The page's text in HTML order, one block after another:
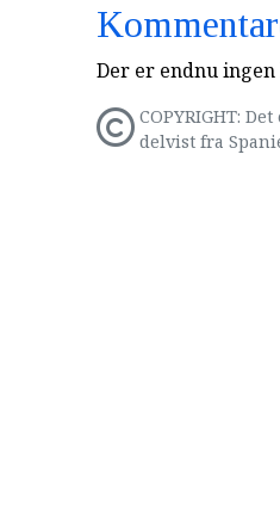
Der er endnu
COPYRIGHT:
delvist fra